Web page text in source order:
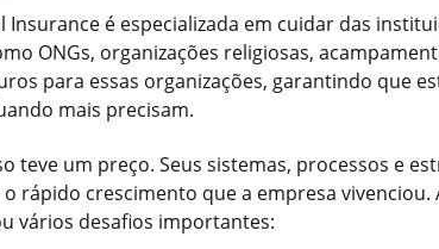
Insurance é especializada em cuidar das
ONGs, organizações religiosas,
para essas organizações, garantindo que
mais precisam.
teve um preço. Seus sistemas, processos e
rápido crescimento que a empresa vivenciou.
vários desafios importantes: